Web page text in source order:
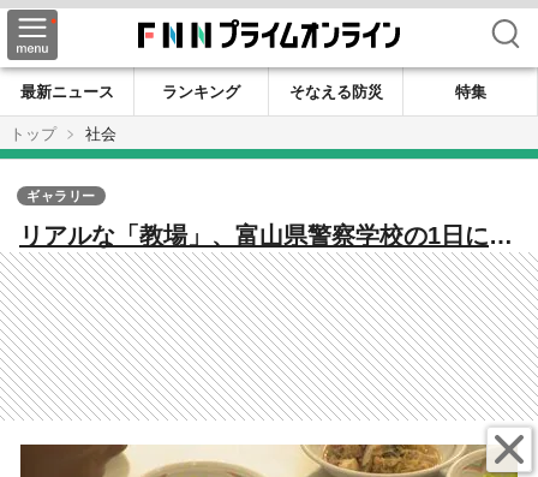
検索
最新ニュース ランキング そなえる防災
特集
トップ
社会
リアルな「教場」、富山県警察学校の1日に密
着すると…「10分で完食」「逮捕術」18歳か
ら32歳、85人の警察官の卵たち
ギャラリー